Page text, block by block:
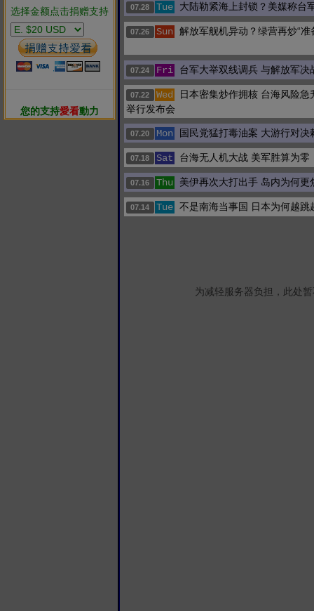
选择金额点击捐赠支持
您的支持愛看動力
07.28 Tue 大陆勒紧海上封锁？美媒称台
07.26 Sun 解放军舰机异动？绿营再炒“准
07.24 Fri 台军大举双线调兵 与解放军决
07.22 Wed
日本密集炒作拥核 台海风险急
举行发布会
07.20 Mon 国民党猛打毒油案 大游行对决
07.18 Sat 台海无人机大战 美军胜算为零
07.16 Thu 美伊再次大打出手 岛内为何更
07.14 Tue 不是南海当事国 日本为何越跳
为减轻服务器负担，此处